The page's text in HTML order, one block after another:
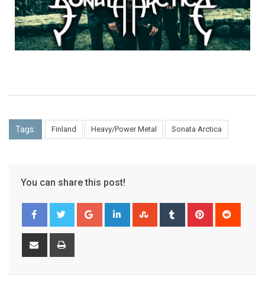
Tags: Finland Heavy/Power Metal Sonata Arctica
You can share this post!